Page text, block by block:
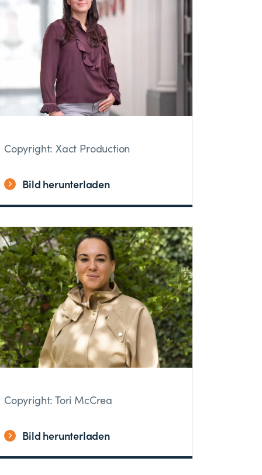
Copyright: Xact Production
Bild herunterladen
Copyright: Tori McCrea
Bild herunterladen